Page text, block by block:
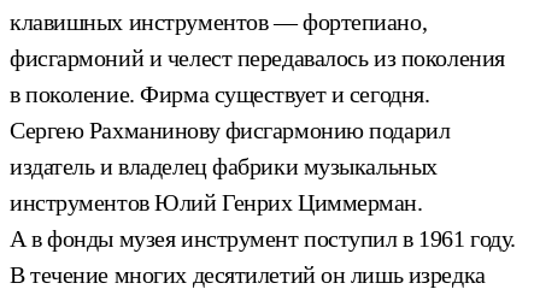
клавишных инструментов — фортепиано,
фисгармоний и челест передавалось из поколения
в поколение. Фирма существует и сегодня.
Сергею Рахманинову фисгармонию подарил
издатель и владелец фабрики музыкальных
инструментов Юлий Генрих Циммерман.
А в фонды музея инструмент поступил в 1961 году.
В течение многих десятилетий он лишь изредка